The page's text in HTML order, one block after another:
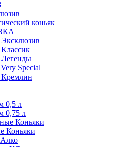
коньяк
Speсial
0,5 л
0,75 л
Коньяки
Коньяки